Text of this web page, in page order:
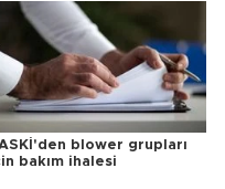
blower grupları
bakım ihalesi